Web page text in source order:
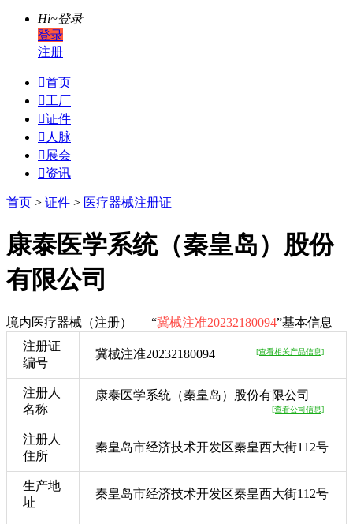
Hi~登录
登录
注册
首页
工厂
证件
 人脉
 展会
资讯
首页 > 证件 > 医疗器械注册证
康泰医学系统（秦皇岛）股份
有限公司
境内医疗器械（注册） — “冀械注准20232180094”基本信息
注册证
编号
冀械注准20232180094 [查看相关产品信息]
注册人
名称
康泰医学系统（秦皇岛）股份有限公司
[查看公司信息]
注册人
住所
秦皇岛市经济技术开发区秦皇西大街112号
生产地
址
秦皇岛市经济技术开发区秦皇西大街112号